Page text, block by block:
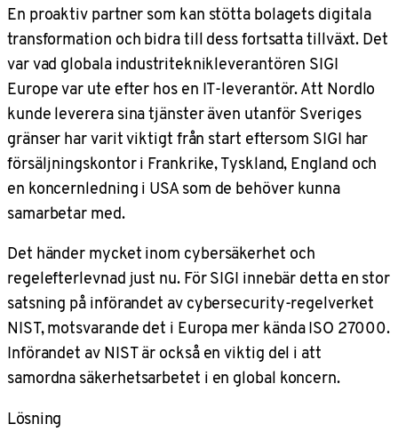
En proaktiv partner som kan stötta bolagets digitala
transformation och bidra till dess fortsatta tillväxt. Det
var vad globala industriteknikleverantören SIGI
Europe var ute efter hos en IT-leverantör. Att Nordlo
kunde leverera sina tjänster även utanför Sveriges
gränser har varit viktigt från start eftersom SIGI har
försäljningskontor i Frankrike, Tyskland, England och
en koncernledning i USA som de behöver kunna
samarbetar med.
Det händer mycket inom cybersäkerhet och
regelefterlevnad just nu. För SIGI innebär detta en stor
satsning på införandet av cybersecurity-regelverket
NIST, motsvarande det i Europa mer kända ISO 27000.
Införandet av NIST är också en viktig del i att
samordna säkerhetsarbetet i en global koncern.
Lösning